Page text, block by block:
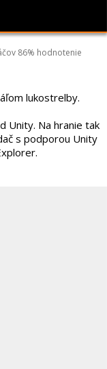
86% hodnotenie
lukostrelby.
Unity. Na hranie tak
s podporou Unity